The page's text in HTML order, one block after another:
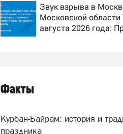
Звук взрыва в
Московской области
августа 2026 года:
деревню, где прошло
детство 07/08/2026 –
Факты
Курбан-Байрам: история и
праздника